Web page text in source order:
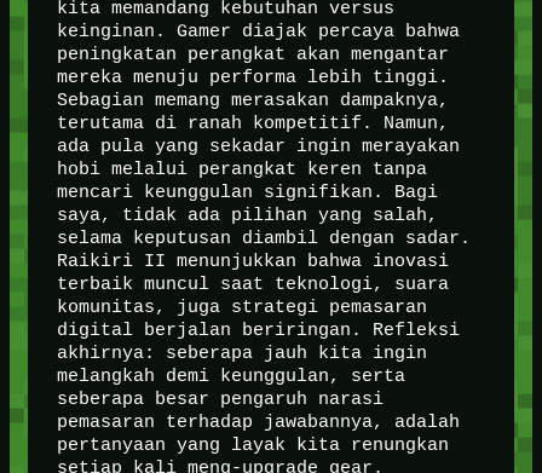
kita memandang kebutuhan versus
keinginan. Gamer diajak percaya bahwa
peningkatan perangkat akan mengantar
mereka menuju performa lebih tinggi.
Sebagian memang merasakan dampaknya,
terutama di ranah kompetitif. Namun,
ada pula yang sekadar ingin merayakan
hobi melalui perangkat keren tanpa
mencari keunggulan signifikan. Bagi
saya, tidak ada pilihan yang salah,
selama keputusan diambil dengan sadar.
Raikiri II menunjukkan bahwa inovasi
terbaik muncul saat teknologi, suara
komunitas, juga strategi pemasaran
digital berjalan beriringan. Refleksi
akhirnya: seberapa jauh kita ingin
melangkah demi keunggulan, serta
seberapa besar pengaruh narasi
pemasaran terhadap jawabannya, adalah
pertanyaan yang layak kita renungkan
setiap kali meng-upgrade gear.